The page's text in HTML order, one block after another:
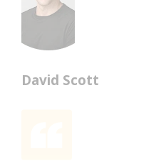
David Scott